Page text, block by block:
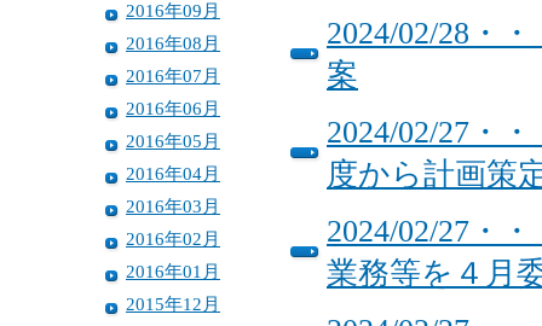
2016年09月
2016年08月
2016年07月
2016年06月
2016年05月
2016年04月
2016年03月
2016年02月
2016年01月
2015年12月
2024/02/28・
案
2024/02/27・
度から計画策
2024/02/27・
業務等を４月